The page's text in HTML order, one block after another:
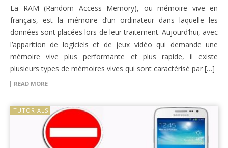
La RAM (Random Access Memory), ou mémoire vive en
français, est la mémoire d’un ordinateur dans laquelle les
données sont placées lors de leur traitement. Aujourd’hui, avec
l’apparition de logiciels et de jeux vidéo qui demande une
mémoire vive plus performante et plus rapide, il existe
plusieurs types de mémoires vives qui sont caractérisé par […]
READ MORE
TUTORIALS